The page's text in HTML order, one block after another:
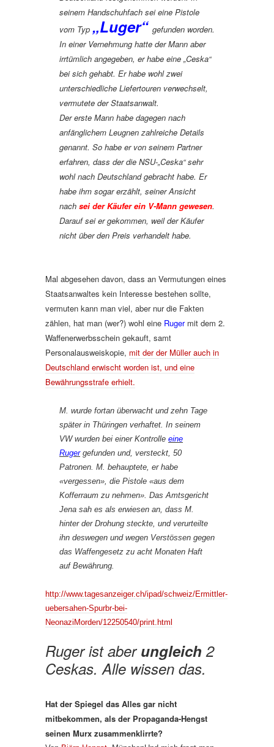
seinem Handschuhfach sei eine Pistole
vom Typ „Luger“ gefunden worden.
In einer Vernehmung hatte der Mann aber
irrtümlich angegeben, er habe eine „Ceska“
bei sich gehabt. Er habe wohl zwei
unterschiedliche Liefertouren verwechselt,
vermutete der Staatsanwalt.
Der erste Mann habe dagegen nach
anfänglichem Leugnen zahlreiche Details
genannt. So habe er von seinem Partner
erfahren, dass der die NSU-„Ceska“ sehr
wohl nach Deutschland gebracht habe. Er
habe ihm sogar erzählt, seiner Ansicht
nach sei der Käufer ein V-Mann gewesen.
Darauf sei er gekommen, weil der Käufer
nicht über den Preis verhandelt habe.
Mal abgesehen davon, dass an Vermutungen eines
Staatsanwaltes kein Interesse bestehen sollte,
vermuten kann man viel, aber nur die Fakten
zählen, hat man (wer?) wohl eine Rugermit dem 2.
Waffenerwerbsschein gekauft, samt
Personalausweiskopie, mit der der Müller auch in
Deutschland erwischt worden ist, und eine
Bewährungsstrafe erhielt.
M. wurde fortan überwacht und zehn Tage
später in Thüringen verhaftet. In seinem
VW wurden bei einer Kontrolle eine
Rugergefunden und, versteckt, 50
Patronen. M. behauptete, er habe
«vergessen», die Pistole «aus dem
Kofferraum zu nehmen». Das Amtsgericht
Jena sah es als erwiesen an, dass M.
hinter der Drohung steckte, und verurteilte
ihn deswegen und wegen Verstössen gegen
das Waffengesetz zu acht Monaten Haft
auf Bewährung.
http://www.tagesanzeiger.ch/ipad/schweiz/Ermittler-
uebersahen-Spurbr-bei-
NeonaziMorden/12250540/print.html
Ruger ist aberungleich2
Ceskas. Alle wissen das.
Hat der Spiegel das Alles gar nicht
mitbekommen, als der Propaganda-Hengst
seinen Murx zusammenklirrte?